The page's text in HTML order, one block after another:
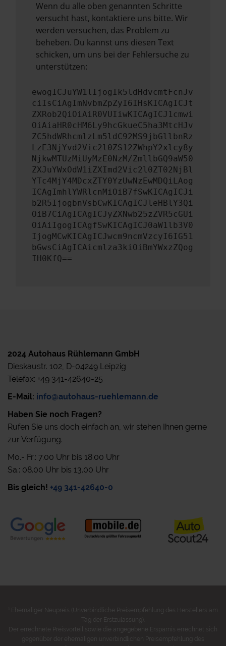
Wenn du alle oben genannten Schritte
versucht hast, kontaktiere uns bitte. Wir
werden versuchen, das Problem zu
beheben. Du kannst uns diesen Text
schicken, um uns bei der Fehlersuche zu
unterstützen:
ewogICJuYW1lIjogIk5ldHdvcmtFcnJv
ciIsCiAgImNvbmZpZyI6IHsKICAgICJt
ZXRob2QiOiAiR0VUIiwKICAgICJ1cmwi
OiAiaHR0cHM6Ly9hcGkueC5ha3MtcHJv
ZC5hdWRhcmlzLm5ldC92MS9jbGllbnRz
LzE3NjYvd2Vic2l0ZS12ZWhpY2xlcy8y
NjkwMTUzMiUyMzE0NzM/ZmllbGQ9aW50
ZXJuYWxOdW1iZXImd2Vic2l0ZT02NjBl
YTc4MjY4MDcxZTY0YzUwNzEwMDQiLAog
ICAgImhlYWRlcnMiOiB7fSwKICAgICJi
b2R5IjogbnVsbCwKICAgICJleHBlY3Qi
OiB7CiAgICAgICJyZXNwb25zZVR5cGUi
OiAiIgogICAgfSwKICAgICJ0aW1lb3V0
IjogMCwKICAgICJwcm9ncmVzcyI6IG51
bGwsCiAgICAicmlza3kiOiBmYWxzZQog
IH0KfQ==
2024 Autohaus Rühlemann GmbH
Dieskaustr. 102, D-04249 Leipzig
Telefax: +49 341-42640-25
E-Mail: info@autohaus-ruehlemann.de
Haben Sie noch Fragen?
Rufen Sie uns doch einfach an, wir stehen Ihnen gerne
zur Verfügung.
Mo.- Fr.: 7.00 Uhr bis 18.00 Uhr
Sa.: 08.00 Uhr bis 13.00 Uhr
Bis gleich! +49 341-42640-0
Ehemaliger Neupreis (Unverbindliche Preisempfehlung des Herstellers am
Tag der Erstzulassung).
Der errechnete Preisvorteil sowie die angegebene Ersparnis errechnet sich
gegenüber der ehemaligen unverbindlichen Preisempfehlung des